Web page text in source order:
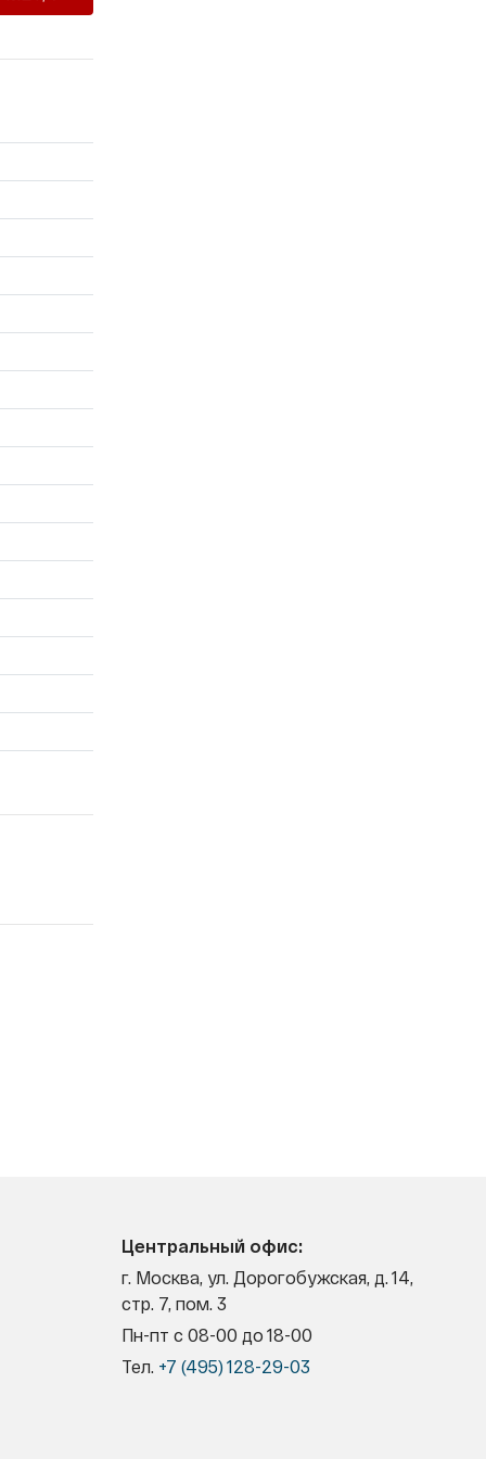
Центральный офис:
г. Москва, ул. Дорогобужская, д. 14,
стр. 7, пом. 3
Пн-пт с 08-00 до 18-00
Тел. +7 (495) 128-29-03